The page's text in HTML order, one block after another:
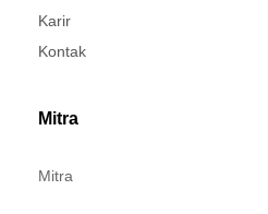
Karir
Kontak
Mitra
Mitra